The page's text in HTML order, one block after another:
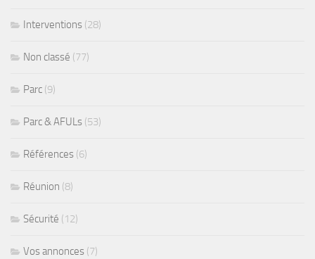
Interventions (28)
Non classé (77)
Parc (9)
Parc & AFULs (53)
Références (6)
Réunion (8)
Sécurité (12)
Vos annonces (7)